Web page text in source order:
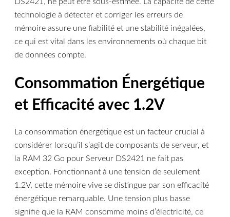
technologie à détecter et corriger les erreurs de
mémoire assure une fiabilité et une stabilité inégalées,
ce qui est vital dans les environnements où chaque bit
de données compte.
Consommation Énergétique
et Efficacité avec 1.2V
La consommation énergétique est un facteur crucial à
considérer lorsqu’il s’agit de composants de serveur, et
la RAM 32 Go pour Serveur DS2421 ne fait pas
exception. Fonctionnant à une tension de seulement
1.2V, cette mémoire vive se distingue par son efficacité
énergétique remarquable. Une tension plus basse
signifie que la RAM consomme moins d’électricité, ce